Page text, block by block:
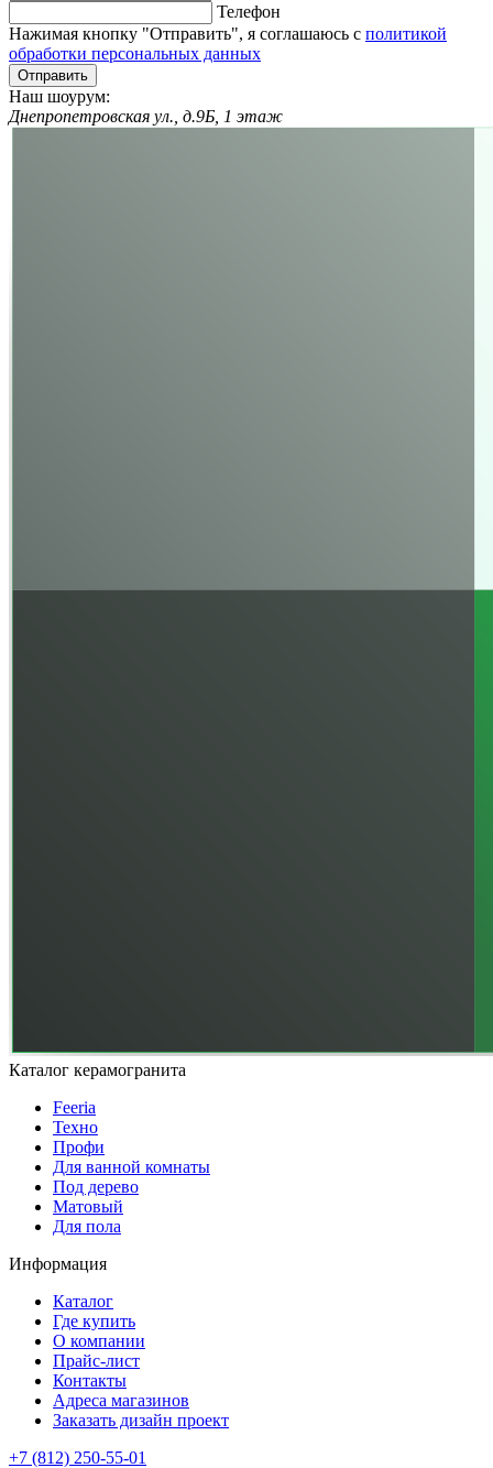
Телефон
Нажимая кнопку "Отправить", я соглашаюсь с политикой
обработки персональных данных
Отправить
Наш шоурум:
Днепропетровская ул., д.9Б, 1 этаж
Каталог керамогранита
Feeria
Техно
Профи
Для ванной комнаты
Под дерево
Матовый
Для пола
Информация
Каталог
Где купить
О компании
Прайс-лист
Контакты
Адреса магазинов
Заказать дизайн проект
+7 (812) 250-55-01